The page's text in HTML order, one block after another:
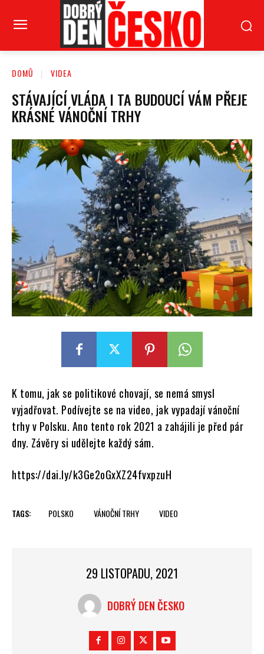
DOMŮ VIDEA
STÁVAJÍCÍ VLÁDA I TA BUDOUCÍ VÁM PŘEJE
KRÁSNÉ VÁNOČNÍ TRHY
K tomu, jak se politikové chovají, se nemá smysl
vyjadřovat. Podívejte se na video, jak vypadají vánoční
trhy v Polsku. Ano tento rok 2021 a zahájili je před pár
dny. Závěry si udělejte každý sám.
https://dai.ly/k3Ge2oGxXZ24fvxpzuH
TAGS: POLSKO VÁNOČNÍ TRHY VIDEO
29 LISTOPADU, 2021
DOBRÝ DEN ČESKO